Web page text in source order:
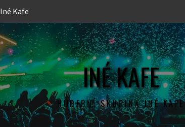
Iné Kafe
INÉ KAFE
HUDEBNÍ SKUPINA INÉ KAFE